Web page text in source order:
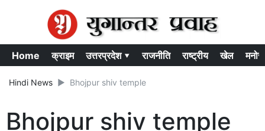
Home क्राइम उत्तरप्रदेश ▾ राजनीति राष्ट्रीय खेल
Hindi News Bhojpur shiv temple
Bhojpur shiv temple